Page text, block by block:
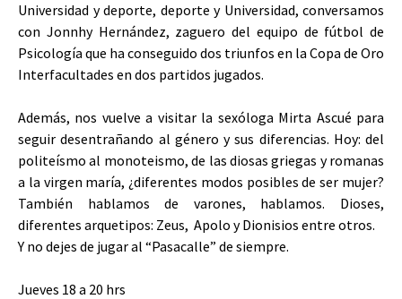
Universidad y deporte, deporte y Universidad, conversamos
con Jonnhy Hernández, zaguero del equipo de fútbol de
Psicología que ha conseguido dos triunfos en la Copa de Oro
Interfacultades en dos partidos jugados.
Además, nos vuelve a visitar la sexóloga Mirta Ascué para
seguir desentrañando al género y sus diferencias. Hoy: del
politeísmo al monoteismo, de las diosas griegas y romanas
a la virgen maría, ¿diferentes modos posibles de ser mujer?
También hablamos de varones, hablamos. Dioses,
diferentes arquetipos: Zeus, Apolo y Dionisios entre otros.
Y no dejes de jugar al “Pasacalle” de siempre.
Jueves 18 a 20 hrs